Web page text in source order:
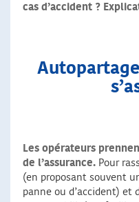
cas d’accident ?
Les opérateurs
de l’assurance. Pour
(en proposant souvent
panne ou d’accident) et